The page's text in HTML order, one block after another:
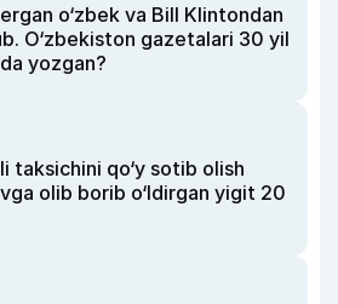
o‘zbek va Bill Klintondan
O‘zbekiston gazetalari 30 yil
yozgan?
taksichini qo‘y sotib olish
olib borib o‘ldirgan yigit 20